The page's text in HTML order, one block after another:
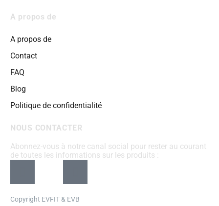
A propos de
A propos de
Contact
FAQ
Blog
Politique de confidentialité
NOUS CONTACTER
Abonnez-vous à notre canal social pour rester au courant
de toutes les informations sur les produits :
Copyright EVFIT & EVB